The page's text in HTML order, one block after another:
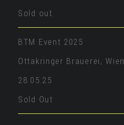
Sold out
BTM Event 2025
Ottakringer Brauerei, Wien
28.05.25
Sold Out